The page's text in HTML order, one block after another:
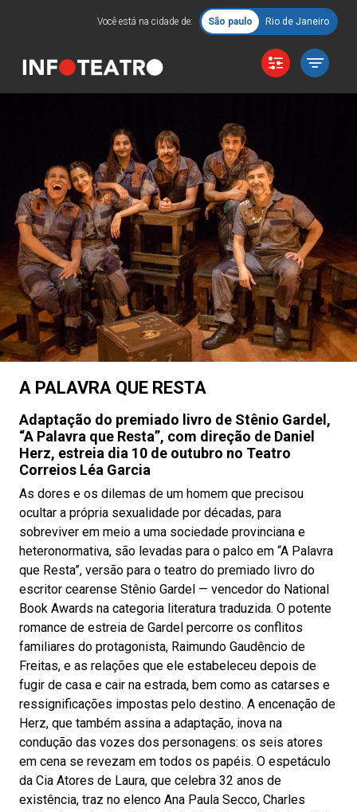
Você está na cidade de: São paulo Rio de Janeiro
A PALAVRA QUE RESTA
Adaptação do premiado livro de Stênio Gardel,
“A Palavra que Resta”, com direção de Daniel
Herz, estreia dia 10 de outubro no Teatro
Correios Léa Garcia
As dores e os dilemas de um homem que precisou
ocultar a própria sexualidade por décadas, para
sobreviver em meio a uma sociedade provinciana e
heteronormativa, são levadas para o palco em “A Palavra
que Resta”, versão para o teatro do premiado livro do
escritor cearense Stênio Gardel — vencedor do National
Book Awards na categoria literatura traduzida. O potente
romance de estreia de Gardel percorre os conflitos
familiares do protagonista, Raimundo Gaudêncio de
Freitas, e as relações que ele estabeleceu depois de
fugir de casa e cair na estrada, bem como as catarses e
ressignificações impostas pelo destino. A encenação de
Herz, que também assina a adaptação, inova na
condução das vozes dos personagens: os seis atores
em cena se revezam em todos os papéis. O espetáculo
da Cia Atores de Laura, que celebra 32 anos de
existência, traz no elenco Ana Paula Secco, Charles